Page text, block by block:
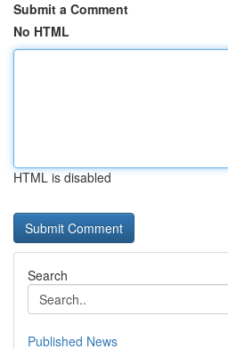
Submit a Comment
No HTML
HTML is disabled
Search
Published News